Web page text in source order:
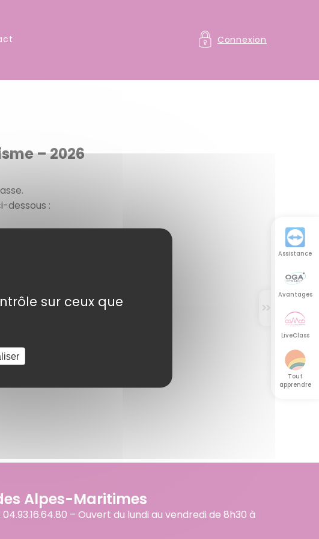
Connexion
>>
Assistance
Avantages
LiveClass
Tout
apprendre
– 2026
dessous :
Alpes-Maritimes
04.93.16.64.80 – Ouvert du lundi au vendredi de 8h30 à
sur ceux que